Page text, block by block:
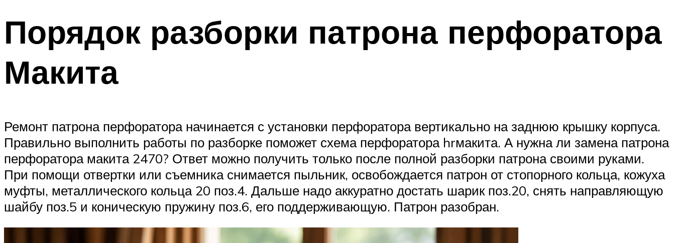
Порядок разборки патрона перфоратора
Макита
Ремонт патрона перфоратора начинается с установки перфоратора вертикально на заднюю крышку корпуса.
Правильно выполнить работы по разборке поможет схема перфоратора hrмакита. А нужна ли замена патрона
перфоратора макита 2470? Ответ можно получить только после полной разборки патрона своими руками.
При помощи отвертки или съемника снимается пыльник, освобождается патрон от стопорного кольца, кожуха
муфты, металлического кольца 20 поз.4. Дальше надо аккуратно достать шарик поз.20, снять направляющую
шайбу поз.5 и коническую пружину поз.6, его поддерживающую. Патрон разобран.